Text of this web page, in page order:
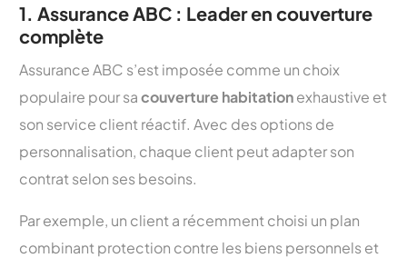
1. Assurance ABC : Leader en couverture
complète
Assurance ABC s’est imposée comme un choix
populaire pour sacouverture habitationexhaustive et
son service client réactif. Avec des options de
personnalisation, chaque client peut adapter son
contrat selon ses besoins.
Par exemple, un client a récemment choisi un plan
combinant protection contre les biens personnels et